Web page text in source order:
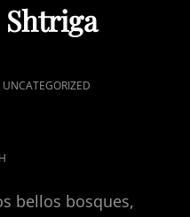
Shtriga
UNCATEGORIZED
bellos bosques,